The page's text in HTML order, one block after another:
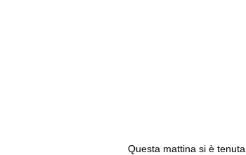
Questa mattina si è